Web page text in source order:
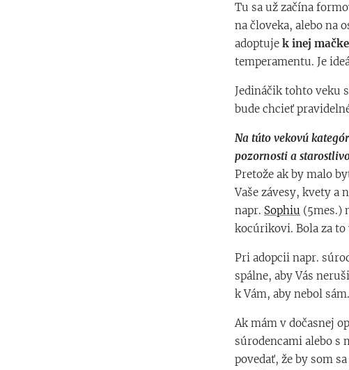
Tu sa už začína
na človeka, alebo na
adoptuje k inej mačke
temperamentu. Je
Jedináčik tohto veku
bude chcieť
Na túto vekovú
pozornosti a
Pretože ak by malo
Vaše závesy, kvety a
napr. Sophiu (5mes.)
kocúrikovi. Bola za to
Pri adopcii napr.
spálne, aby Vás
k Vám, aby nebol sám.
Ak mám v dočasnej
súrodencami alebo s
povedať, že by som